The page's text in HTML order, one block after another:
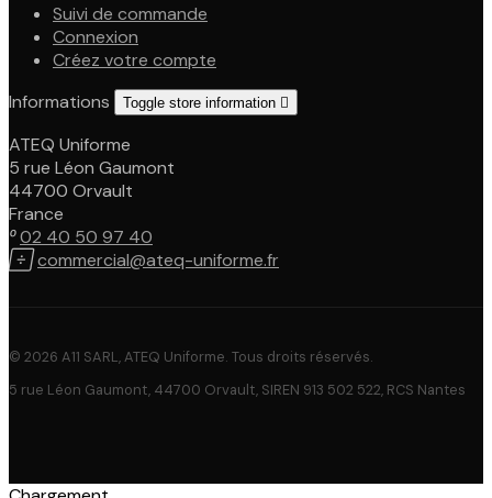
Suivi de commande
Connexion
Créez votre compte
Informations
Toggle store information 
ATEQ Uniforme
5 rue Léon Gaumont
44700 Orvault
France
02 40 50 97 40
commercial@ateq-uniforme.fr
© 2026 A11 SARL, ATEQ Uniforme. Tous droits réservés.
5 rue Léon Gaumont, 44700 Orvault, SIREN 913 502 522, RCS Nantes